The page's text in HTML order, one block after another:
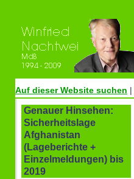
Auf dieser Website suchen |
Genauer Hinsehen:
Sicherheitslage
Afghanistan
(Lageberichte +
Einzelmeldungen) bis
2019